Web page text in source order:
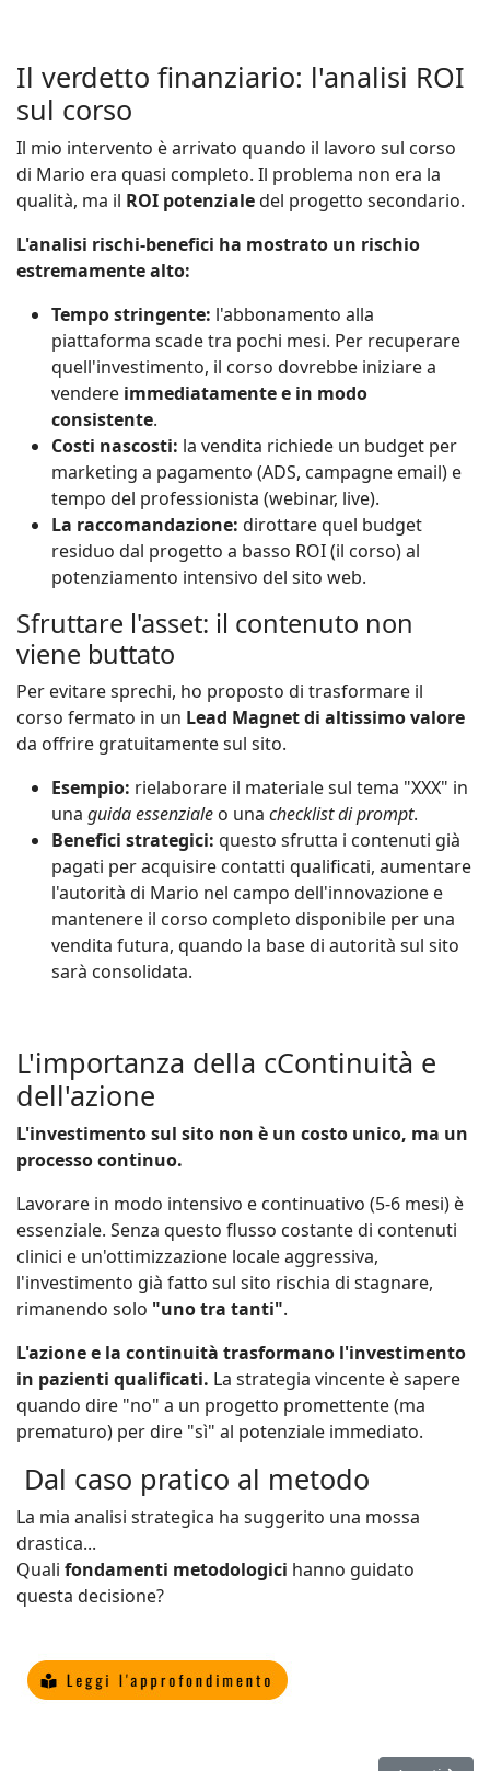
Il verdetto finanziario: l'analisi ROI
sul corso
Il mio intervento è arrivato quando il lavoro sul corso
di Mario era quasi completo. Il problema non era la
qualità, ma il ROI potenzialedel progetto secondario.
L'analisi rischi-benefici ha mostrato un rischio
estremamente alto:
Tempo stringente: l'abbonamento alla
piattaforma scade tra pochi mesi. Per recuperare
quell'investimento, il corso dovrebbe iniziare a
vendere immediatamente e in modo
consistente.
Costi nascosti: la vendita richiede un budget per
marketing a pagamento (ADS, campagne email) e
tempo del professionista (webinar, live).
La raccomandazione: dirottare quel budget
residuo dal progetto a basso ROI (il corso) al
potenziamento intensivo del sito web.
Sfruttare l'asset: il contenuto non
viene buttato
Per evitare sprechi, ho proposto di trasformare il
corso fermato in un Lead Magnet di altissimo valore
da offrire gratuitamente sul sito.
Esempio: rielaborare il materiale sul tema "XXX" in
una guida essenziale o una checklist di prompt.
Benefici strategici: questo sfrutta i contenuti già
pagati per acquisire contatti qualificati, aumentare
l'autorità di Mario nel campo dell'innovazione e
mantenere il corso completo disponibile per una
vendita futura, quando la base di autorità sul sito
sarà consolidata.
L'importanza della cContinuità e
dell'azione
L'investimento sul sito non è un costo unico, ma un
processo continuo.
Lavorare in modo intensivo e continuativo (5-6 mesi) è
essenziale. Senza questo flusso costante di contenuti
clinici e un'ottimizzazione locale aggressiva,
l'investimento già fatto sul sito rischia di stagnare,
rimanendo solo "uno tra tanti".
L'azione e la continuità trasformano l'investimento
in pazienti qualificati. La strategia vincente è sapere
quando dire "no" a un progetto promettente (ma
prematuro) per dire "sì" al potenziale immediato.
Dal caso pratico al metodo
La mia analisi strategica ha suggerito una mossa
drastica...
Quali fondamenti metodologici hanno guidato
questa decisione?